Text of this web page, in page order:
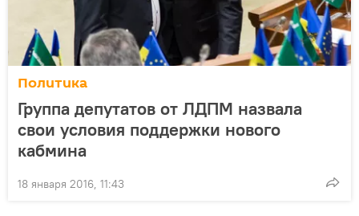
Политика
Группа депутатов от ЛДПМ назвала
свои условия поддержки нового
кабмина
18 января 2016, 11:43